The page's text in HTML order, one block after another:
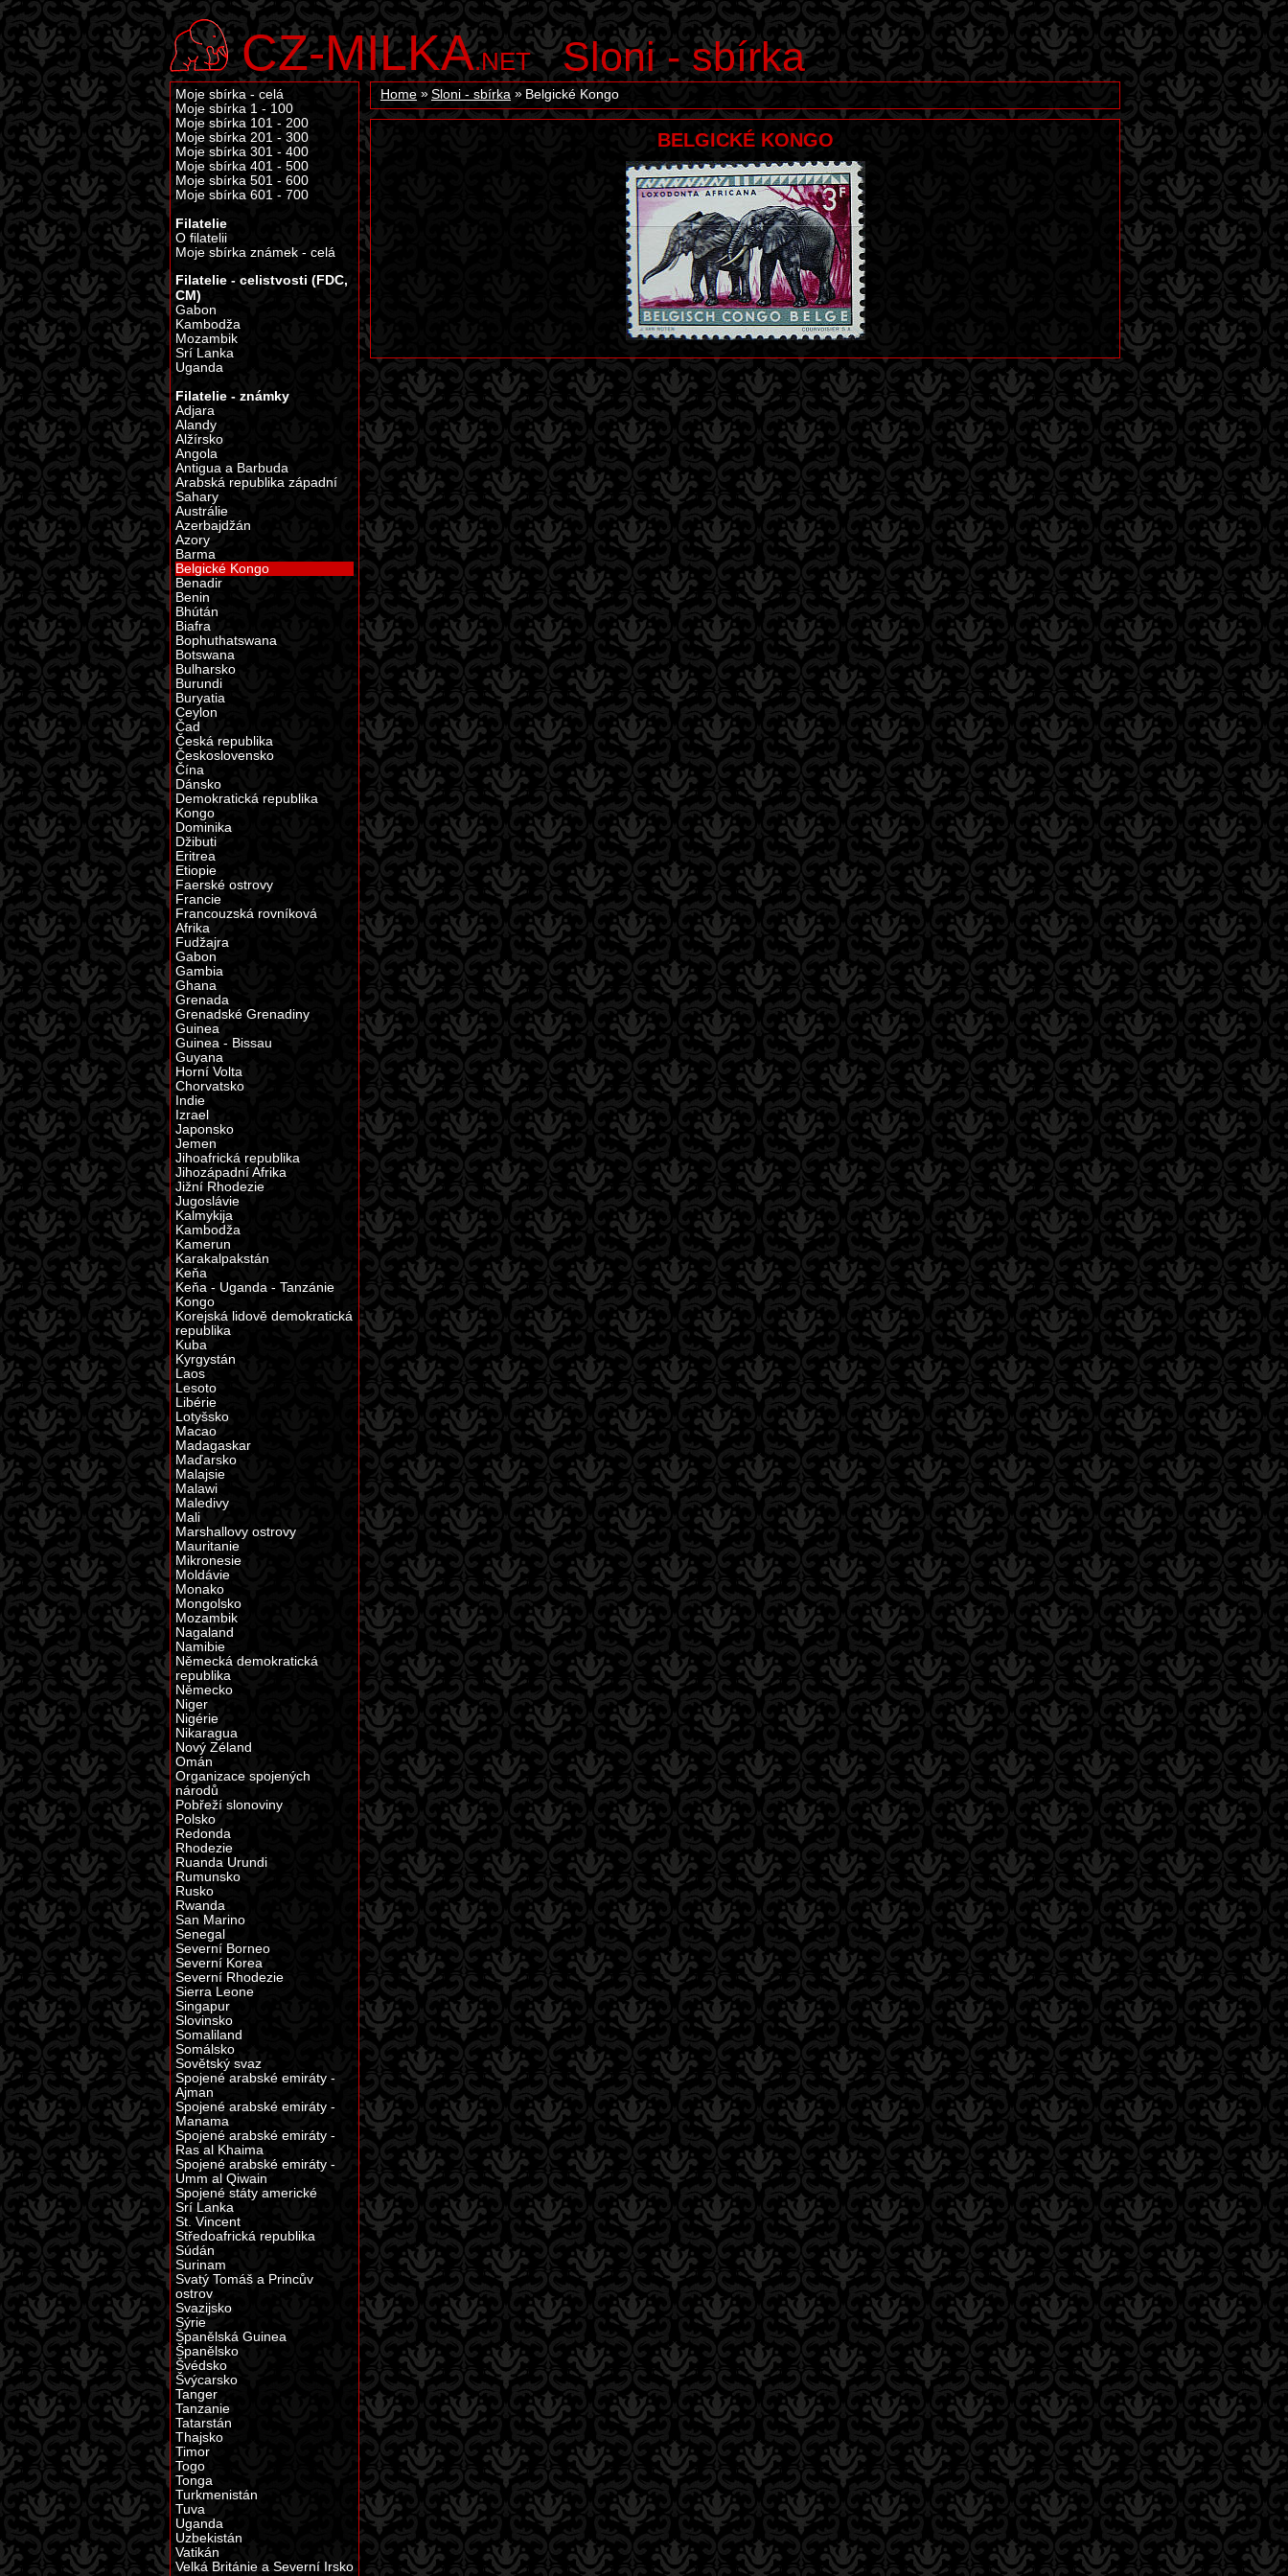
CZ-MILKA.NET Sloni - sbírka
Home Sloni - sbírka Belgické Kongo
BELGICKÉ KONGO
Moje sbírka - celá
Moje sbírka 1 - 100
Moje sbírka 101 - 200
Moje sbírka 201 - 300
Moje sbírka 301 - 400
Moje sbírka 401 - 500
Moje sbírka 501 - 600
Moje sbírka 601 - 700
Filatelie
O filatelii
Moje sbírka známek - celá
Filatelie - celistvosti (FDC,
CM)
Gabon
Kambodža
Mozambik
Srí Lanka
Uganda
Filatelie - známky
Adjara
Alandy
Alžírsko
Angola
Antigua a Barbuda
Arabská republika západní
Sahary
Austrálie
Azerbajdžán
Azory
Barma
Belgické Kongo
Benadir
Benin
Bhútán
Biafra
Bophuthatswana
Botswana
Bulharsko
Burundi
Buryatia
Ceylon
Čad
Česká republika
Československo
Čína
Dánsko
Demokratická republika
Kongo
Dominika
Džibuti
Eritrea
Etiopie
Faerské ostrovy
Francie
Francouzská rovníková
Afrika
Fudžajra
Gabon
Gambia
Ghana
Grenada
Grenadské Grenadiny
Guinea
Guinea - Bissau
Guyana
Horní Volta
Chorvatsko
Indie
Izrael
Japonsko
Jemen
Jihoafrická republika
Jihozápadní Afrika
Jižní Rhodezie
Jugoslávie
Kalmykija
Kambodža
Kamerun
Karakalpakstán
Keňa
Keňa - Uganda - Tanzánie
Kongo
Korejská lidově demokratická
republika
Kuba
Kyrgystán
Laos
Lesoto
Libérie
Lotyšsko
Macao
Madagaskar
Maďarsko
Malajsie
Malawi
Maledivy
Mali
Marshallovy ostrovy
Mauritanie
Mikronesie
Moldávie
Monako
Mongolsko
Mozambik
Nagaland
Namibie
Německá demokratická
republika
Německo
Niger
Nigérie
Nikaragua
Nový Zéland
Omán
Organizace spojených
národů
Pobřeží slonoviny
Polsko
Redonda
Rhodezie
Ruanda Urundi
Rumunsko
Rusko
Rwanda
San Marino
Senegal
Severní Borneo
Severní Korea
Severní Rhodezie
Sierra Leone
Singapur
Slovinsko
Somaliland
Somálsko
Sovětský svaz
Spojené arabské emiráty -
Ajman
Spojené arabské emiráty -
Manama
Spojené arabské emiráty -
Ras al Khaima
Spojené arabské emiráty -
Umm al Qiwain
Spojené státy americké
Srí Lanka
St. Vincent
Středoafrická republika
Súdán
Surinam
Svatý Tomáš a Princův
ostrov
Svazijsko
Sýrie
Španělská Guinea
Španělsko
Švédsko
Švýcarsko
Tanger
Tanzanie
Tatarstán
Thajsko
Timor
Togo
Tonga
Turkmenistán
Tuva
Uganda
Uzbekistán
Vatikán
Velká Británie a Severní Irsko